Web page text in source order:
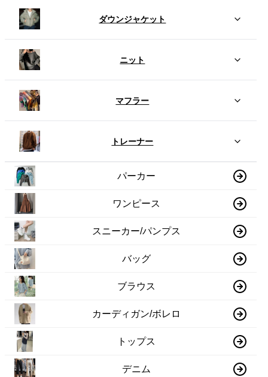
ダウンジャケット
ニット
マフラー
トレーナー
パーカー
ワンピース
スニーカー/パンプス
バッグ
ブラウス
カーディガン/ボレロ
トップス
デニム